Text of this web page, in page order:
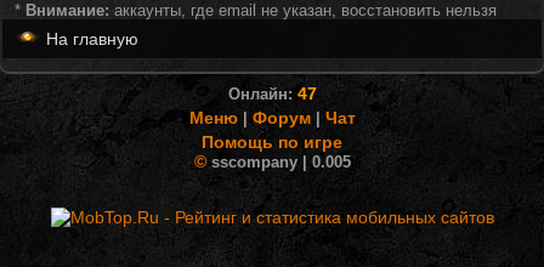
* Внимание: аккаунты, где email не указан, восстановить нельзя
На главную
Онлайн: 47
Меню| Форум| Чат
Помощь по игре
©sscompany | 0.005